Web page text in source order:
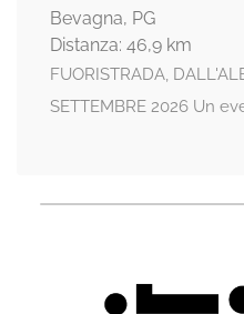
Bevagna, PG
Distanza: 46,9 km
FUORISTRADA,
SETTEMBRE 2026 Un